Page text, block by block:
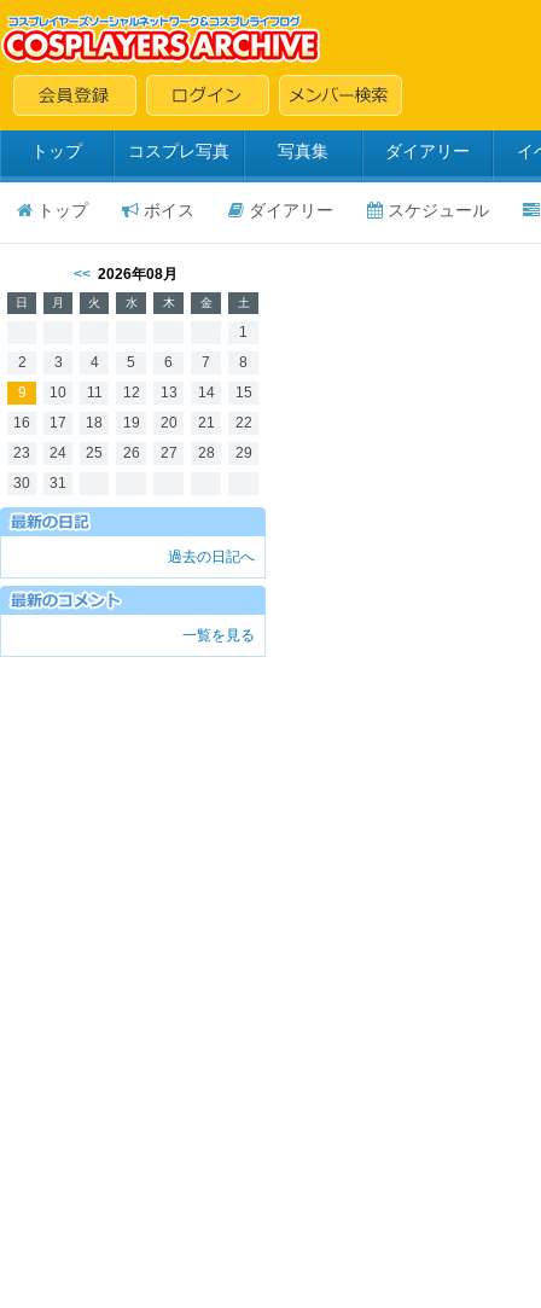
トップ コスプレ写真 写真集 ダイアリー イ
トップ ボイス ダイアリー スケジュール
<< 2026年08月
日 月 火 水 木 金 土
1
2
3 4 5 6 7
8
9
10 11 12 13 14
15
16
17 18 19 20 21
22
23
24 25 26 27 28
29
30
31
過去の日記へ
一覧を見る